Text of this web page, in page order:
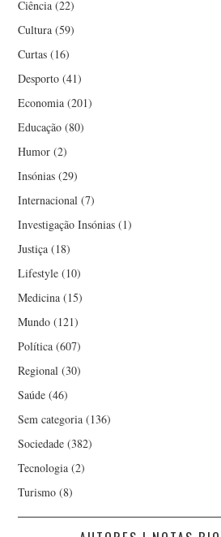
Ciência (22)
Cultura (59)
Curtas (16)
Desporto (41)
Economia (201)
Educação (80)
Humor (2)
Insónias (29)
Internacional (7)
Investigação Insónias (1)
Justiça (18)
Lifestyle (10)
Medicina (15)
Mundo (121)
Política (607)
Regional (30)
Saúde (46)
Sem categoria (136)
Sociedade (382)
Tecnologia (2)
Turismo (8)